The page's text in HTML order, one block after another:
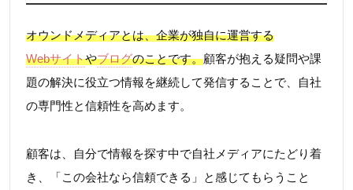
オウンドメディアとは、企業が独自に運営する
Webサイトやブログのことです。顧客が抱える疑問や課
題の解決に役立つ情報を継続して発信することで、自社
の専門性と信頼性を高めます。
顧客は、自分で情報を探す中で自社メディアにたどり着
き、「この会社なら信頼できる」と感じてもらうこと